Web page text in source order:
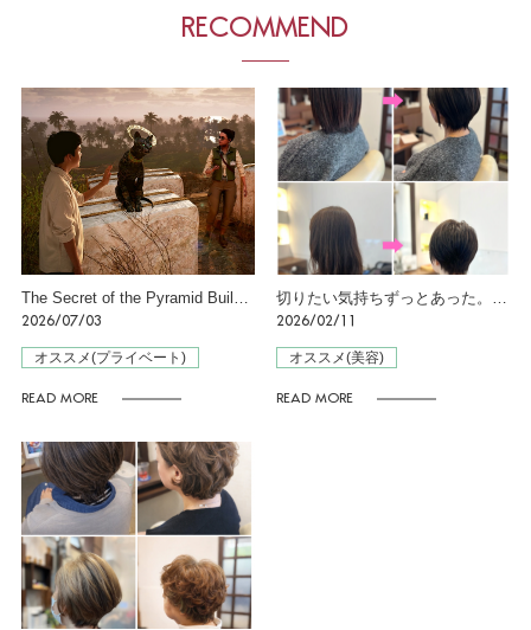
RECOMMEND
The Secret of the Pyramid Builders ーピラミッド建造者の秘密ー in 横浜
2026/07/03
オススメ(プライベート)
READ MORE
切りたい気持ちずっとあった。春はそのタイミング♪
2026/02/11
オススメ(美容)
READ MORE